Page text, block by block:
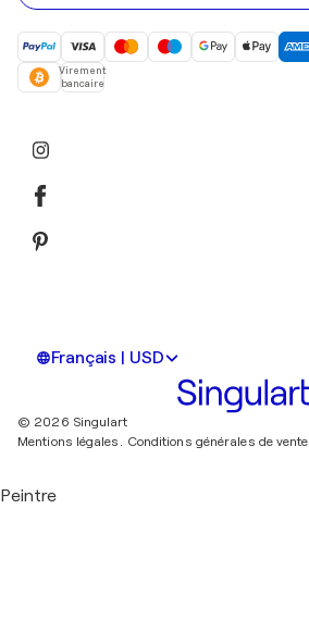
Virement
bancaire
Français | USD
© 2026 Singulart
Mentions légales. Conditions générales de vente
Peintre